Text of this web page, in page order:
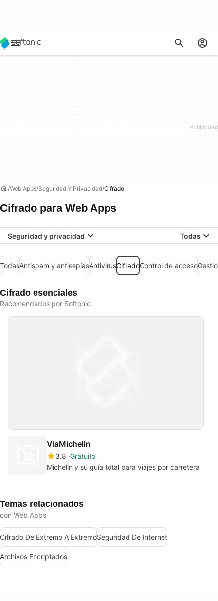
Web Apps Seguridad Y Privacidad Cifrado
Cifrado para Web Apps
Seguridad y privacidad Todas
TodasAntispam y antiespíasAntivirusCifradoControl de acceso
Cifrado esenciales
Recomendados por Softonic
ViaMichelin
3.8 Gratuito
Michelin y su guía total para viajes por carretera
Temas relacionados
con Web Apps
Cifrado De Extremo A ExtremoSeguridad De Internet
Archivos Encriptados